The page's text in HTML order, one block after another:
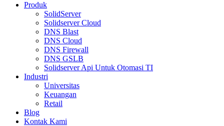
Produk
SolidServer
Solidserver Cloud
DNS Blast
DNS Cloud
DNS Firewall
DNS GSLB
Solidserver Api Untuk Otomasi TI
Industri
Universitas
Keuangan
Retail
Blog
Kontak Kami